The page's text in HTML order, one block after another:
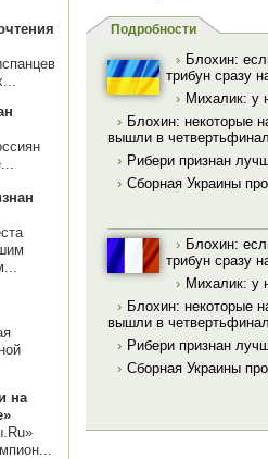
на
Подробности
› Блохин:
трибун сразу
› Михалик: у
› Блохин: некоторые
вышли в
› Рибери признан
› Сборная Украины
› Блохин:
трибун сразу
› Михалик: у
› Блохин: некоторые
вышли в
› Рибери признан
› Сборная Украины